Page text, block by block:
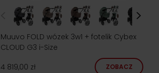
Muuvo FOLD wózek 3w1 + fotelik Cybex
CLOUD G3 i-Size
4 819,00 zł
ZOBACZ